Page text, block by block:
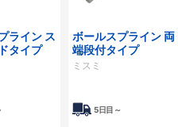
ライン ス
タイプ
ボールスプライン 両
端段付タイプ
ミスミ
5日目～